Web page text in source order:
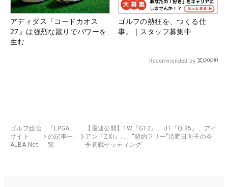
アディダス『コードカオス
27』は強烈な蹴りでパワーを
生む
ゴルフの熱狂を、つくる仕
事。｜スタッフ募集中
Recommended by
ゴルフ総合
サイト
ALBA Net
「LPGA」
の記事一
覧
【最速公開】1W『GT2』、UT『Qi35』、アイ
アン『ZXi』… “契約フリー”渋野日向子の今
季初戦セッティング